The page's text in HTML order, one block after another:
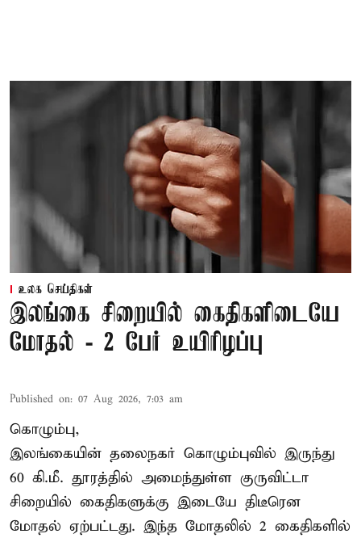
உலக செய்திகள்
இலங்கை சிறையில் கைதிகளிடையே
மோதல் - 2 பேர் உயிரிழப்பு
Published on: 07 Aug 2026, 7:03 am
கொழும்பு,
இலங்கையின் தலைநகர் கொழும்புவில் இருந்து
60 கி.மீ. தூரத்தில் அமைந்துள்ள குருவிட்டா
சிறையில் கைதிகளுக்கு இடையே திடீரென
மோதல் ஏற்பட்டது. இந்த மோதலில் 2 கைதிகளில்